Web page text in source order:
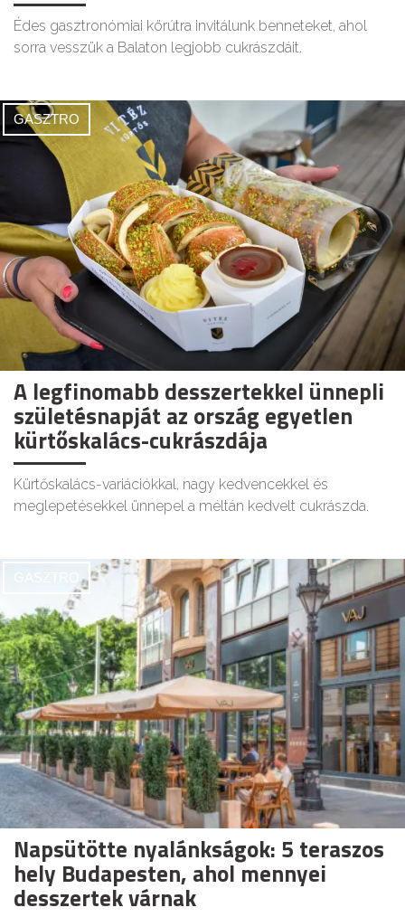
Édes gasztronómiai körútra invitálunk benneteket, ahol
sorra vesszük a Balaton legjobb cukrászdáit.
GASZTRO
A legfinomabb desszertekkel ünnepli
születésnapját az ország egyetlen
kürtőskalács-cukrászdája
Kürtőskalács-variációkkal, nagy kedvencekkel és
meglepetésekkel ünnepel a méltán kedvelt cukrászda.
Napsütötte nyalánkságok: 5 teraszos
hely Budapesten, ahol mennyei
desszertek várnak